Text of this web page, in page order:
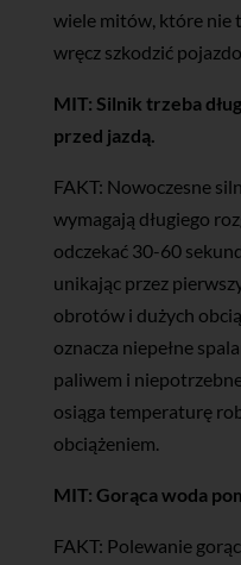
wiele mitów, które nie
wręcz szkodzić
MIT: Silnik trzeba
przed jazdą.
FAKT: Nowoczesne
wymagają długiego
odczekać 30-60
unikając przez
obrotów i dużych
oznacza niepełne
paliwem i
osiąga temperaturę
obciążeniem.
MIT: Gorąca woda
FAKT: Polewanie